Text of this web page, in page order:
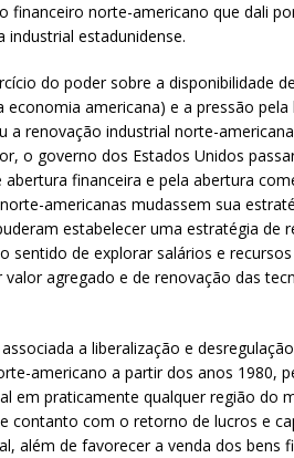
financeiro norte-americano que dali
estadunidense.
do poder sobre a disponibilidade
americana) e a pressão pela
a renovação industrial norte-
o governo dos Estados Unidos
financeira e pela abertura
americanas mudassem sua
estabelecer uma estratégia de
sentido de explorar salários e
agregado e de renovação das
a liberalização e
americano a partir dos anos 1980,
em praticamente qualquer região do
contanto com o retorno de lucros e
além de favorecer a venda dos bens